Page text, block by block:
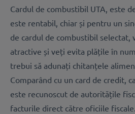
Cardul de combustibil UTA, este
este rentabil, chiar și pentru un
de cardul de combustibil selectat,
atractive și veți evita plățile în
trebui să adunați chitanțele
Comparând cu un card de credit,
este recunoscut de autoritățile
facturile direct către oficiile